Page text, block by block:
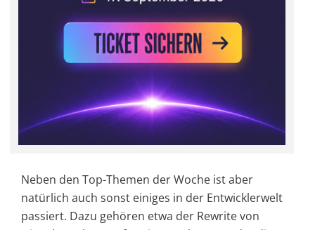
Neben den Top-Themen der Woche ist aber
natürlich auch sonst einiges in der Entwicklerwelt
passiert. Dazu gehören etwa der Rewrite von